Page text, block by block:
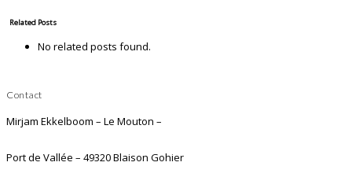
Related Posts
No related posts found.
Contact
Mirjam Ekkelboom – Le Mouton –
Port de Vallée – 49320 Blaison Gohier